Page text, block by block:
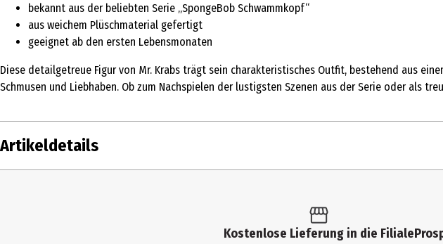
bekannt aus der beliebten Serie „SpongeBob Schwammkopf“
aus weichem Plüschmaterial gefertigt
geeignet ab den ersten Lebensmonaten
Diese detailgetreue Figur von Mr. Krabs trägt sein charakteristisches Outfit, bestehend aus
Schmusen und Liebhaben. Ob zum Nachspielen der lustigsten Szenen aus der Serie oder als
Artikeldetails
Kostenlose Lieferung in die Filiale